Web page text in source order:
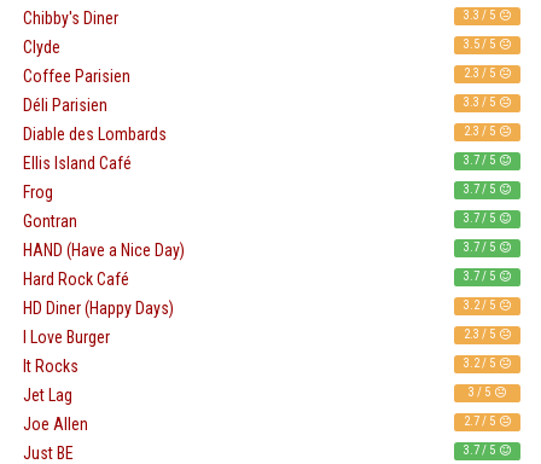
3.3 / 5
Chibby's Diner
3.5 / 5
Clyde
2.3 / 5
Coffee Parisien
3.3 / 5
Déli Parisien
2.3 / 5
Diable des Lombards
3.7 / 5
Ellis Island Café
3.7 / 5
Frog
3.7 / 5
Gontran
3.7 / 5
HAND (Have a Nice Day)
3.7 / 5
Hard Rock Café
3.2 / 5
HD Diner (Happy Days)
2.3 / 5
I Love Burger
3.2 / 5
It Rocks
3 / 5
Jet Lag
2.7 / 5
Joe Allen
3.7 / 5
Just BE